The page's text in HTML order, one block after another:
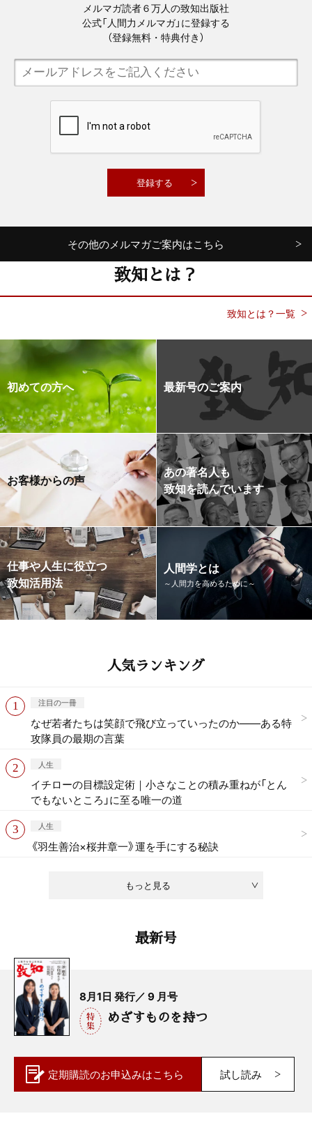
メルマガ読者６万人の致知出版社
公式「人間力メルマガ」に登録する
（登録無料・特典付き）
その他のメルマガご案内はこちら
致知とは？
致知とは？一覧
初めての方へ 最新号のご案内
お客様からの声
あの著名人も
致知を読んでいます
仕事や人生に役立つ
致知活用法
人間学とは
～人間力を高めるために～
人気ランキング
もっと見る
注目の一冊
なぜ若者たちは笑顔で飛び立っていったのか——ある特
攻隊員の最期の言葉
人生
イチローの目標設定術｜小さなことの積み重ねが「とん
でもないところ」に至る唯一の道
人生
《羽生善治×桜井章一》運を手にする秘訣
最新号
8月1日 発行／ 9 月号
めざすものを持つ
定期購読のお申込みはこちら 試し読み